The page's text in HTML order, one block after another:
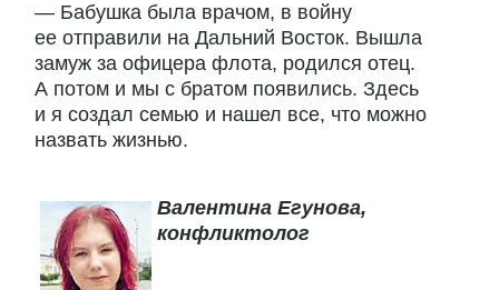
— Бабушка была врачом, в войну
ее отправили на Дальний Восток. Вышла
замуж за офицера флота, родился отец.
А потом и мы с братом появились. Здесь
и я создал семью и нашел все, что можно
назвать жизнью.
Валентина Егунова,
конфликтолог